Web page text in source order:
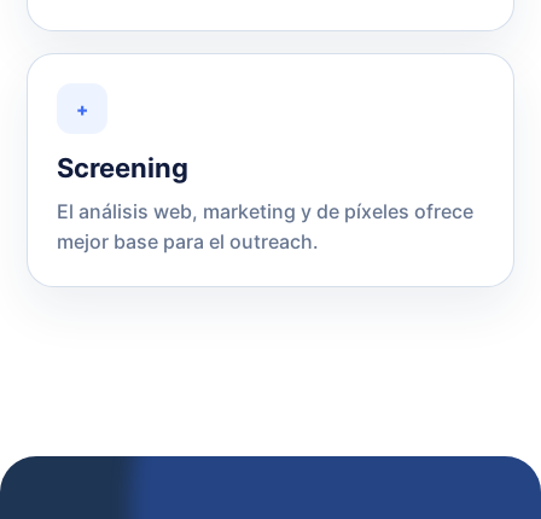
+
Screening
El análisis web, marketing y de píxeles ofrece
mejor base para el outreach.